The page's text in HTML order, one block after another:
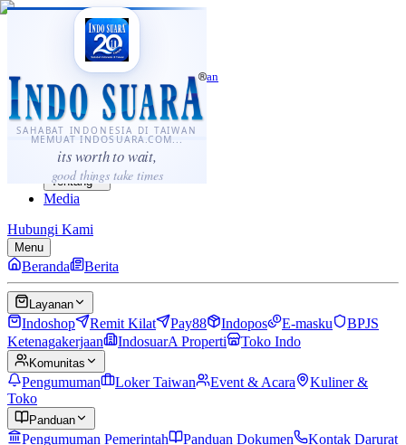
SAHABAT INDONESIA DI TAIWAN
MEMUAT INDOSUARA.COM...
its worth to wait,
good things take times
·...
⌘K
Sahabat Indonesia di Taiwan
Berita
Layanan
Komunitas
Panduan
Tentang
Media
Hubungi Kami
Menu
Beranda Berita
Layanan
Indoshop Remit Kilat Pay88 Indopos E-masku
BPJS
Ketenagakerjaan
IndosuarA Properti Toko Indo
Komunitas
Pengumuman Loker Taiwan Event & Acara
Kuliner &
Toko
Panduan
Pengumuman Pemerintah Panduan Dokumen
Kontak Darurat